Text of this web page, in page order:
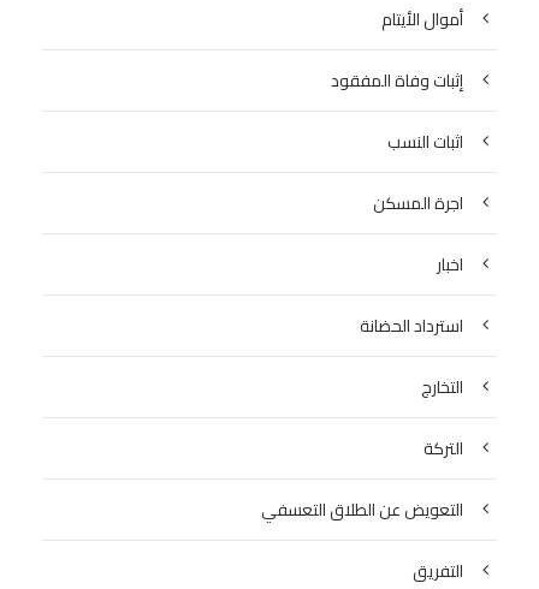
أموال الأيتام
إثبات وفاة المفقود
اثبات النسب
اجرة المسكن
اخبار
استرداد الحضانة
التخارج
التركة
التعويض عن الطلاق التعسفي
التفريق